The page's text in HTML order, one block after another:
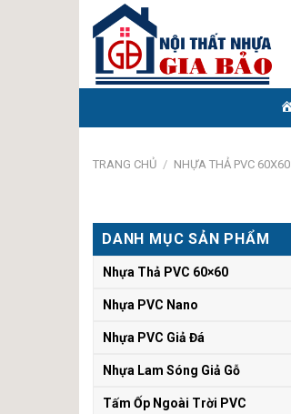
content
TRANG CHỦ / NHỰA THẢ PVC 60X60
DANH MỤC SẢN PHẨM
Nhựa Thả PVC 60×60
Nhựa PVC Nano
Nhựa PVC Giả Đá
Nhựa Lam Sóng Giả Gỗ
Tấm Ốp Ngoài Trời PVC